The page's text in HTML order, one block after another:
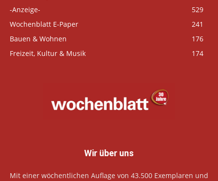
-Anzeige-
529
Wochenblatt E-Paper
241
Bauen & Wohnen
176
Freizeit, Kultur & Musik
174
Wir über uns
Mit einer wöchentlichen Auflage von 43.500 Exemplaren und